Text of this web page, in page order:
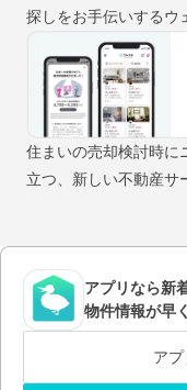
探しをお手伝いするウ
住まいの売却検討時に
立つ、新しい不動産サ
アプリなら新
物件情報が早
ア